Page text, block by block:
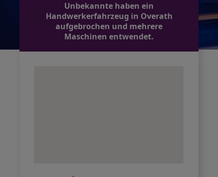
Unbekannte haben ein
Handwerkerfahrzeug in Overath
aufgebrochen und mehrere
Maschinen entwendet.